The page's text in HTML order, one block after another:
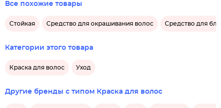
Все похожие товары
Стойкая Средство для окрашивания волос Средство для
Категории этого товара
Краска для волос Уход
Другие бренды с типом Краска для волос